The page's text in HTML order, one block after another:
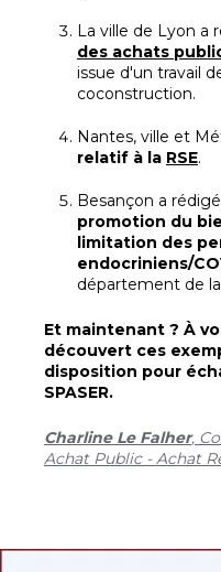
La ville de Lyon a
des achats
issue d'un travail
coconstruction.
Nantes, ville et
relatif à la RSE.
Besançon a
promotion du
limitation des
endocriniens/
département de
Et maintenant ? À
découvert ces
disposition pour
SPASER.
Charline Le Falher,
Achat Public - Achat